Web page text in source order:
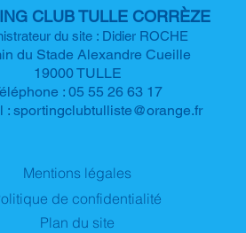
G CLUB TULLE CORRÈZE
du site : Didier ROCHE
du Stade Alexandre Cueille
19000 TULLE
: 05 55 26 63 17
: sportingclubtulliste@orange.fr
Mentions légales
de confidentialité
Plan du site